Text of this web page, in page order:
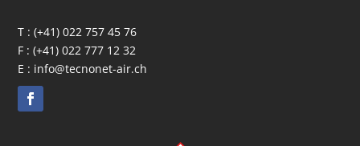
T :(+41) 022 757 45 76
F : (+41) 022 777 12 32
E : info@tecnonet-air.ch